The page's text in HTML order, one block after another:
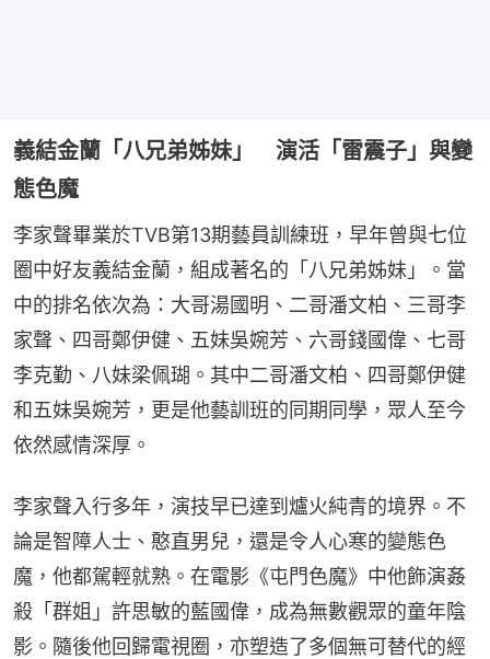
義結金蘭「八兄弟姊妹」 演活「雷震子」與變
態色魔
李家聲畢業於TVB第13期藝員訓練班，早年曾與七位
圈中好友義結金蘭，組成著名的「八兄弟姊妹」。當
中的排名依次為：大哥湯國明、二哥潘文柏、三哥李
家聲、四哥鄭伊健、五妹吳婉芳、六哥錢國偉、七哥
李克勤、八妹梁佩瑚。其中二哥潘文柏、四哥鄭伊健
和五妹吳婉芳，更是他藝訓班的同期同學，眾人至今
依然感情深厚。
李家聲入行多年，演技早已達到爐火純青的境界。不
論是智障人士、憨直男兒，還是令人心寒的變態色
魔，他都駕輕就熟。在電影《屯門色魔》中他飾演姦
殺「群姐」許思敏的藍國偉，成為無數觀眾的童年陰
影。隨後他回歸電視圈，亦塑造了多個無可替代的經